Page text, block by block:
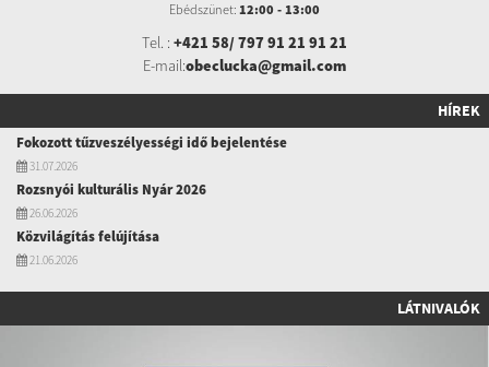
Ebédszünet: 12:00 - 13:00
Tel. : +421 58/ 797 91 21 91 21
E-mail:obeclucka@gmail.com
HÍREK
Fokozott tűzveszélyességi idő bejelentése
31.07.2026
Rozsnyói kulturális Nyár 2026
26.06.2026
Közvilágítás felújítása
21.06.2026
LÁTNIVALÓK